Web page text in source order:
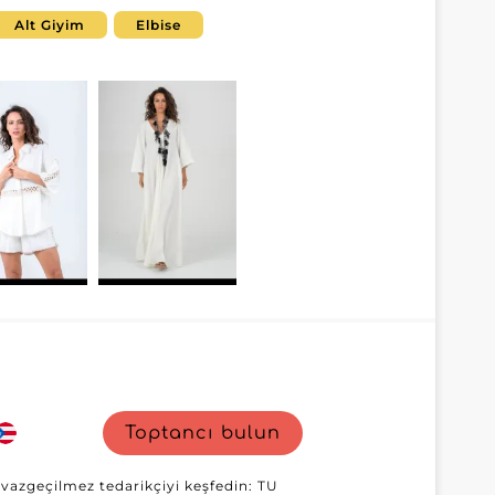
bile memnun edecek trend ve
ya da çağdaş modeller arıyor
cezbedip tekrar
ve sorunsuz bir tedarik süreci
sezgisel, verimli arayüzüyle satın
benzersiz ihtiyaçlarını
Stratejik konumu ve pazara dair
koleksiyonlar sunmak isteyen
en iyisini Ensõ Import ile
Alt Giyim Elbise
Toptancı bulun
tedarikçiyi keşfedin: TU